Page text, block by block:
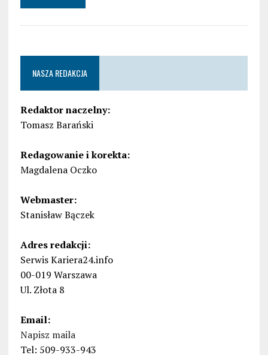
NASZA REDAKCJA
Redaktor naczelny:
Tomasz Barański
Redagowanie i korekta:
Magdalena Oczko
Webmaster:
Stanisław Bączek
Adres redakcji:
Serwis Kariera24.info
00-019 Warszawa
Ul. Złota 8
Email:
Napisz maila
Tel: 509-933-943